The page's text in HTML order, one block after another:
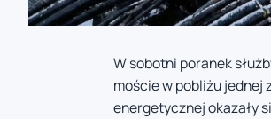
W sobotni poranek
moście w pobliżu jednej
energetycznej okazały